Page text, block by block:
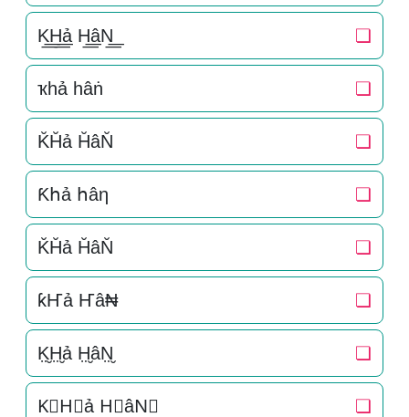
K͟͟H͟͟ả H͟͟âN͟͟ ❏
ҡһả һâṅ ❏
K̆H̆ả H̆âN̆ ❏
Ƙհả հâη ❏
K̆H̆ả H̆âN̆ ❏
ƙҤả Ҥâ₦ ❏
K̤̮H̤̮ả H̤̮âN̤̮ ❏
K⃘H⃘ả H⃘âN⃘ ❏